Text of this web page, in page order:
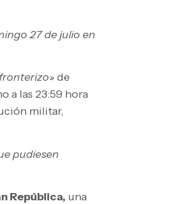
27 de julio en
de
a las 23:59 hora
militar,
pudiesen
República, una